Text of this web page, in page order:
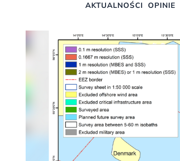
AKTUALNOŚCI OPINIE
większy